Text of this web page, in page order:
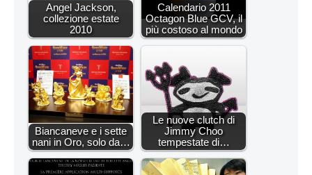
Angel Jackson,
collezione estate
2010
Calendario 2011
Octagon Blue GCV, il
più costoso al mondo
Biancaneve e i sette
nani in Oro, solo da…
Le nuove clutch di
Jimmy Choo
tempestate di…